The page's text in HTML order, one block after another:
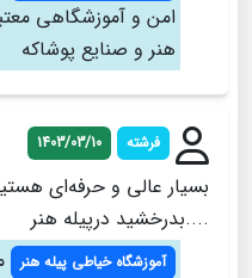
امن و آموزشگاهی
هنر و صنایع پوشاکه
فرشته 1403/03/10
بسیار عالی و حرفه‌ای
....بدرخشید درپیله هنر
آموزشگاه خیاطی پیله هنر